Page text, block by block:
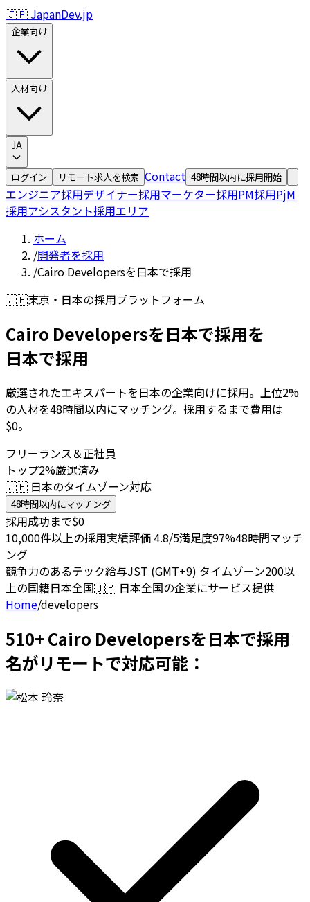
🇯🇵 JapanDev.jp
企業向け
人材向け
JA
ログイン リモート求人を検索 Contact 48時間以内に採用開始
エンジニア採用デザイナー採用マーケター採用PM採用PjM
採用アシスタント採用エリア
ホーム
/開発者を採用
/Cairo Developersを日本で採用
🇯🇵東京・日本の採用プラットフォーム
Cairo Developersを日本で採用を
日本で採用
厳選されたエキスパートを日本の企業向けに採用。上位2%
の人材を48時間以内にマッチング。採用するまで費用は
$0。
フリーランス＆正社員
トップ2%厳選済み
🇯🇵 日本のタイムゾーン対応
48時間以内にマッチング
採用成功まで$0
10,000件以上の採用実績評価 4.8/5満足度97%48時間マッチ
ング
競争力のあるテック給与JST (GMT+9) タイムゾーン200以
上の国籍日本全国🇯🇵 日本全国の企業にサービス提供
Home/developers
510+ Cairo Developersを日本で採用
名がリモートで対応可能：